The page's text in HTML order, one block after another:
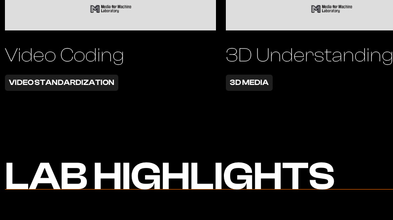
Video Coding
VIDEO STANDARDIZATION
3D Understanding
3D MEDIA
LAB HIGHLIGHTS